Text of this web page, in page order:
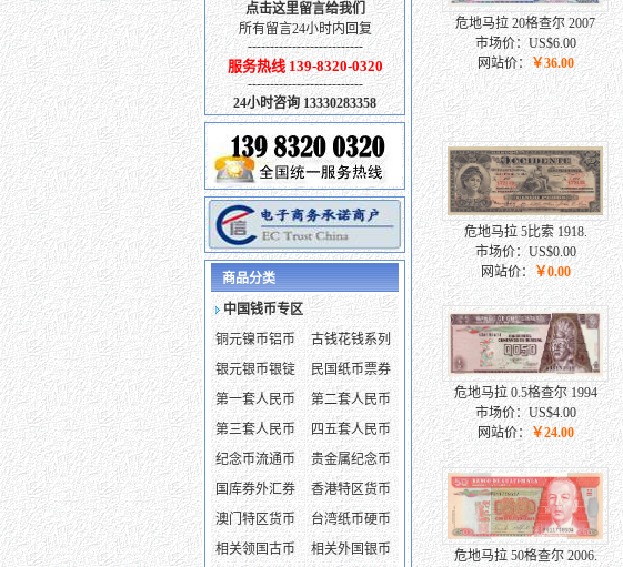
点击这里留言给我们
所有留言24小时内回复
--------------------------
服务热线 139-8320-0320
--------------------------
24小时咨询 13330283358
商品分类
中国钱币专区
铜元镍币铝币
古钱花钱系列
银元银币银锭
民国纸币票券
第一套人民币
第二套人民币
第三套人民币
四五套人民币
纪念币流通币
贵金属纪念币
国库券外汇券
香港特区货币
澳门特区货币
台湾纸币硬币
相关领国古币
相关外国银币
危地马拉 20格查尔 2007
市场价：US$6.00
网站价：￥36.00
危地马拉 5比索 1918.
市场价：US$0.00
网站价： ￥0.00
危地马拉 0.5格查尔 1994
市场价：US$4.00
网站价：￥24.00
危地马拉 50格查尔 2006.